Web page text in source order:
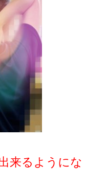
ようにな